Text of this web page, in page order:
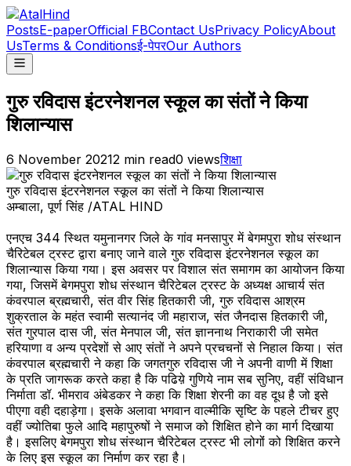
PostsE-paperOfficial FBContact UsPrivacy PolicyAbout
UsTerms & Conditionsई-पेपरOur Authors
गुरु रविदास इंटरनेशनल स्कूल का संतों ने किया
शिलान्यास
6 November 20212 min read0 viewsशिक्षा
गुरु रविदास इंटरनेशनल स्कूल का संतों ने किया शिलान्यास
अम्बाला, पूर्ण सिंह /ATAL HIND
एनएच 344 स्थित यमुनानगर जिले के गांव मनसापुर में बेगमपुरा शोध संस्थान
चैरिटेबल ट्रस्ट द्वारा बनाए जाने वाले गुरु रविदास इंटरनेशनल स्कूल का
शिलान्यास किया गया। इस अवसर पर विशाल संत समागम का आयोजन किया
गया, जिसमें बेगमपुरा शोध संस्थान चैरिटेबल ट्रस्ट के अध्यक्ष आचार्य संत
कंवरपाल ब्रह्मचारी, संत वीर सिंह हितकारी जी, गुरु रविदास आश्रम
शुक्रताल के महंत स्वामी सत्यानंद जी महाराज, संत जैनदास हितकारी जी,
संत गुरपाल दास जी, संत मेनपाल जी, संत ज्ञाननाथ निराकारी जी समेत
हरियाणा व अन्य प्रदेशों से आए संतों ने अपने प्रचचनों से निहाल किया। संत
कंवरपाल ब्रह्मचारी ने कहा कि जगतगुरु रविदास जी ने अपनी वाणी में शिक्षा
के प्रति जागरूक करते कहा है कि पढिय़े गुणिये नाम सब सुनिए, वहीं संविधान
निर्माता डॉ. भीमराव अंबेडकर ने कहा कि शिक्षा शेरनी का वह दूध है जो इसे
पीएगा वही दहाड़ेगा। इसके अलावा भगवान वाल्मीकि सृष्टि के पहले टीचर हुए
वहीं ज्योतिबा फुले आदि महापुरुषों ने समाज को शिक्षित होने का मार्ग दिखाया
है। इसलिए बेगमपुरा शोध संस्थान चैरिटेबल ट्रस्ट भी लोगोंं को शिक्षित करने
के लिए इस स्कूल का निर्माण कर रहा है।